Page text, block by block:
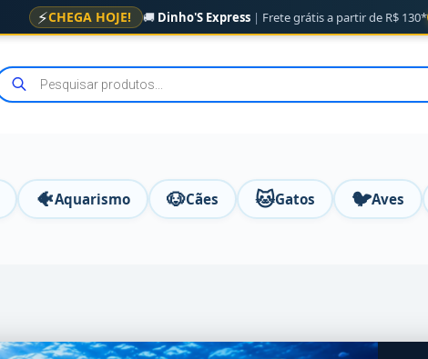
⚡CHEGA HOJE! 🚚 Dinho'S Express | Frete grátis a partir de R$ 130*
🐠Aquarismo 🐶Cães 🐱Gatos 🐦Aves